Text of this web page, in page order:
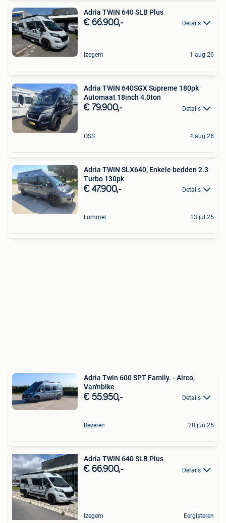
Adria TWIN 640 SLB Plus
€ 66.900,- Details
Izegem 1 aug 26
Adria TWIN 640SGX Supreme 180pk
Automaat 18inch 4.0ton
€ 79.900,- Details
OSS 4 aug 26
Adria TWIN SLX640, Enkele bedden 2.3
Turbo 130pk
€ 47.900,- Details
Lommel 13 jul 26
​Adria Twin 600 SPT Family. - Airco,
Van'nbike
€ 55.950,- Details
Beveren 28 jun 26
Adria TWIN 640 SLB Plus
€ 66.900,- Details
Izegem Eergisteren